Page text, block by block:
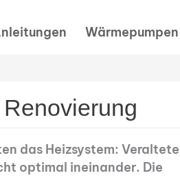
Wärmepumpen
das Heizsystem: Veraltete
optimal ineinander. Die